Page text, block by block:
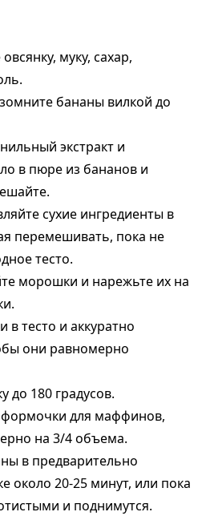
муку, сахар,
бананы вилкой до
экстракт и
в пюре из бананов и
сухие ингредиенты в
перемешивать, пока не
тесто.
морошки и нарежьте их на
тесто и аккуратно
они равномерно
до 180 градусов.
формочки для маффинов,
на 3/4 объема.
в предварительно
около 20-25 минут, или пока
и поднимутся.